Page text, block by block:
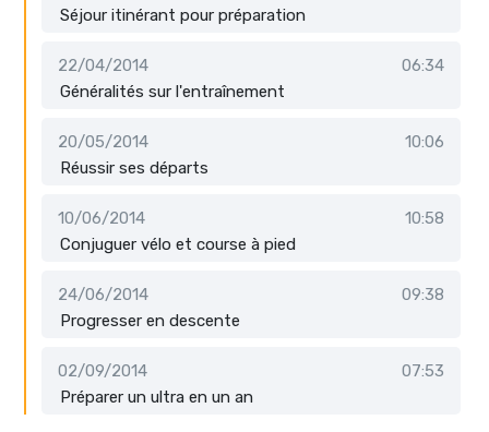
Séjour itinérant pour préparation
22/04/2014
06:34
Généralités sur l'entraînement
20/05/2014
10:06
Réussir ses départs
10/06/2014
10:58
Conjuguer vélo et course à pied
24/06/2014
09:38
Progresser en descente
02/09/2014
07:53
Préparer un ultra en un an